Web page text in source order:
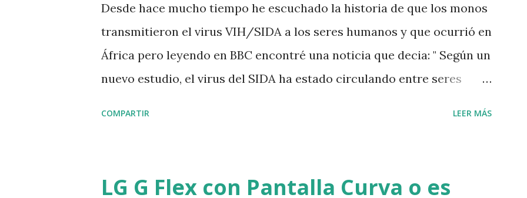
Desde hace mucho tiempo he escuchado la historia de que los monos
transmitieron el virus VIH/SIDA a los seres humanos y que ocurrió en
África pero leyendo en BBC encontré una noticia que decia: " Según un
nuevo estudio, el virus del SIDA ha estado circulando entre seres
COMPARTIR LEER MÁS
LG G Flex con Pantalla Curva o es